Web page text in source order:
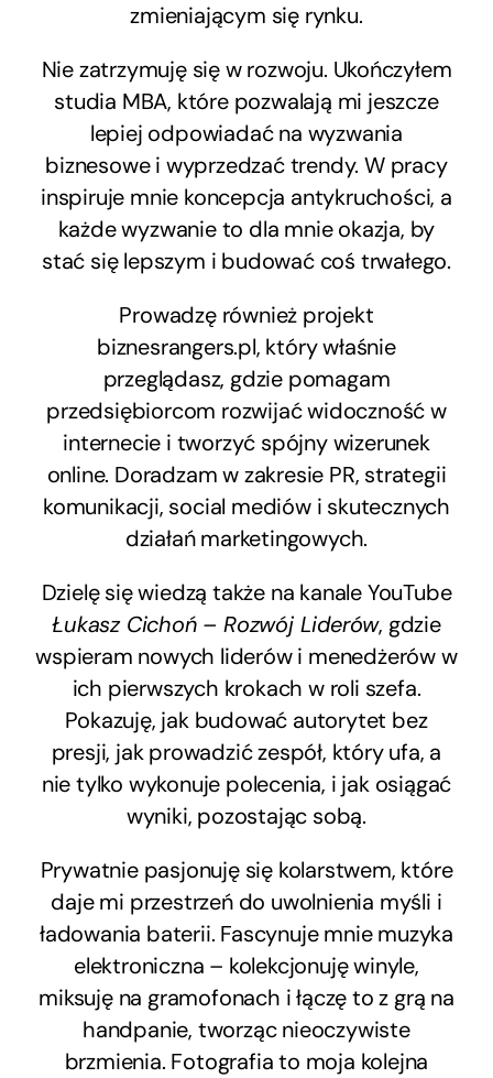
zmieniającym się rynku.
Nie zatrzymuję się w rozwoju. Ukończyłem
studia MBA, które pozwalają mi jeszcze
lepiej odpowiadać na wyzwania
biznesowe i wyprzedzać trendy. W pracy
inspiruje mnie koncepcja antykruchości, a
każde wyzwanie to dla mnie okazja, by
stać się lepszym i budować coś trwałego.
Prowadzę również projekt
biznesrangers.pl, który właśnie
przeglądasz, gdzie pomagam
przedsiębiorcom rozwijać widoczność w
internecie i tworzyć spójny wizerunek
online. Doradzam w zakresie PR, strategii
komunikacji, social mediów i skutecznych
działań marketingowych.
Dzielę się wiedzą także na kanale YouTube
Łukasz Cichoń – Rozwój Liderów, gdzie
wspieram nowych liderów i menedżerów w
ich pierwszych krokach w roli szefa.
Pokazuję, jak budować autorytet bez
presji, jak prowadzić zespół, który ufa, a
nie tylko wykonuje polecenia, i jak osiągać
wyniki, pozostając sobą.
Prywatnie pasjonuję się kolarstwem, które
daje mi przestrzeń do uwolnienia myśli i
ładowania baterii. Fascynuje mnie muzyka
elektroniczna – kolekcjonuję winyle,
miksuję na gramofonach i łączę to z grą na
handpanie, tworząc nieoczywiste
brzmienia. Fotografia to moja kolejna